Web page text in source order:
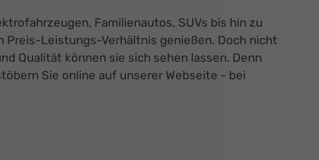
Familienautos, SUVs bis hin zu
Preis-Leistungs-Verhältnis genießen. Doch nicht
Qualität können sie sich sehen lassen. Denn
Sie online auf unserer Webseite - bei